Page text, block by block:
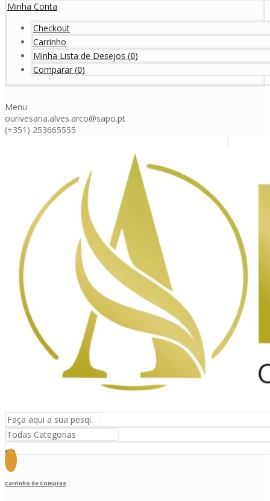
Minha Conta
Checkout
Carrinho
Minha Lista de Desejos (0)
Comparar (0)
Menu
ourivesaria.alves.arco@sapo.pt
(+351) 253665555
Carrinho de Compras